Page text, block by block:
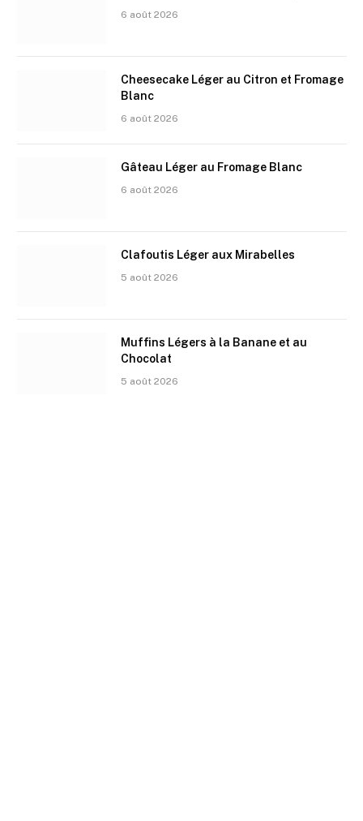
6 août 2026
Cheesecake Léger au Citron et Fromage
Blanc
6 août 2026
Gâteau Léger au Fromage Blanc
6 août 2026
Clafoutis Léger aux Mirabelles
5 août 2026
Muffins Légers à la Banane et au
Chocolat
5 août 2026